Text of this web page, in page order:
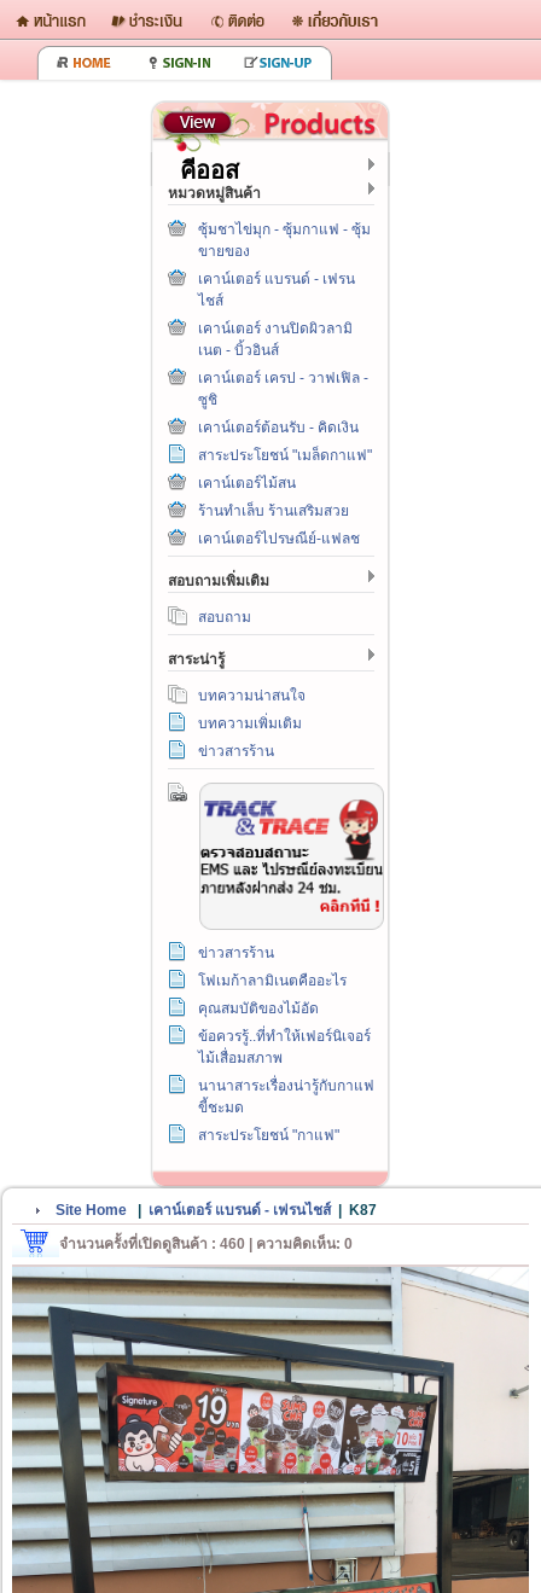
คีออส
หมวดหมู่สินค้า
ซุ้มชาไข่มุก - ซุ้มกาแฟ - ซุ้ม
ขายของ
เคาน์เตอร์ แบรนด์ - เฟรน
ไชส์
เคาน์เตอร์ งานปิดผิวลามิ
เนต - บิ้วอินส์
เคาน์เตอร์ เครป - วาฟเฟิล -
ซูชิ
เคาน์เตอร์ต้อนรับ - คิดเงิน
สาระประโยชน์ "เมล็ดกาแฟ"
เคาน์เตอร์ไม้สน
ร้านทำเล็บ ร้านเสริมสวย
เคาน์เตอร์ไปรษณีย์-แฟลช
สอบถามเพิ่มเติม
สอบถาม
สาระน่ารู้
บทความน่าสนใจ
บทความเพิ่มเติม
ข่าวสารร้าน
ข่าวสารร้าน
โฟเมก้าลามิเนตคืออะไร
คุณสมบัติของไม้อัด
ข้อควรรู้..ที่ทำให้เฟอร์นิเจอร์
ไม้เสื่อมสภาพ
นานาสาระเรื่องน่ารู้กับกาแฟ
ขี้ชะมด
สาระประโยชน์ "กาแฟ"
Site Home เคาน์เตอร์ แบรนด์ - เฟรนไชส์|
K87
จำนวนครั้งที่เปิดดูสินค้า : 460 | ความคิดเห็น: 0